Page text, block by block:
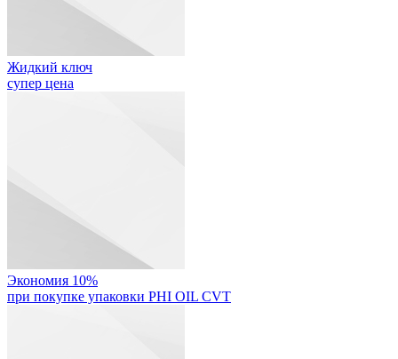
Жидкий ключ
супер цена
Экономия 10%
при покупке упаковки PHI OIL CVT